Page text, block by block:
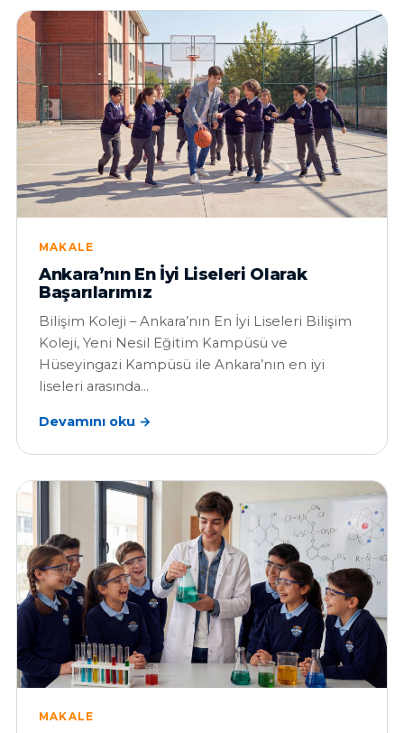
MAKALE
Ankara’nın En İyi Liseleri Olarak
Başarılarımız
Bilişim Koleji – Ankara’nın En İyi Liseleri Bilişim
Koleji, Yeni Nesil Eğitim Kampüsü ve
Hüseyingazi Kampüsü ile Ankara’nın en iyi
liseleri arasında…
Devamını oku →
MAKALE